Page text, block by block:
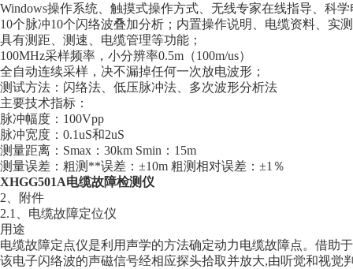
Windows操作系统、触摸式操作方式、无线专家在线指导、科
10个脉冲10个闪络波叠加分析；内置操作说明、电缆资料、实
具有测距、测速、电缆管理等功能；
100MHz采样频率，小分辨率0.5m（100m/us）
全自动连续采样，决不漏掉任何一次放电波形；
测试方法：闪络法、低压脉冲法、多次波形分析法
主要技术指标：
脉冲幅度：100Vpp
脉冲宽度：0.1uS和2uS
测量距离：Smax：30km Smin：15m
测量误差：粗测**误差：±10m 粗测相对误差：±1％
XHGG501A电缆故障检测仪
2、附件
2.1、电缆故障定位仪
用途
电缆故障定点仪是利用声学的方法确定动力电缆故障点。借助
该电子闪络波的声磁信号经相应探头拾取并放大,由听觉和视觉